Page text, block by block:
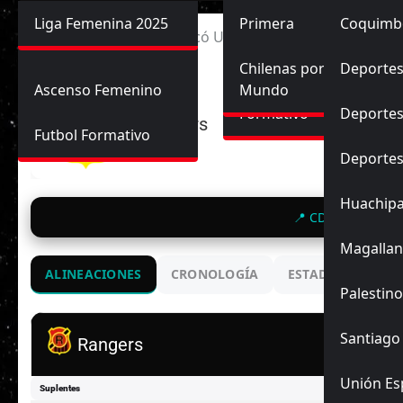
Sub-20
Sub-17
Futbol Nacional
Primera
Ascenso
Formativo
Futbol Internacional
Chilenas por el
Mundo
Palestino
Unión
Ascenso
Primera División
Femenina
Liga Femenina 2025
Ascenso Femenino
Futbol Formativo
Inicio Rangers vs Curicó Unido
Rangers
📍 CD Brilla El Sol
ALINEACIONES CRONOLOGÍA ESTADIO
Rangers
Suplentes